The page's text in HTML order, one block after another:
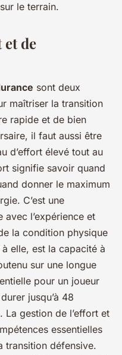
le terrain.
et de
sont deux
maîtriser la transition
rapide et de bien
il faut aussi être
d’effort élevé tout au
signifie savoir quand
donner le maximum
C’est une
l’expérience et
la condition physique
à elle, est la capacité à
sur une longue
pour un joueur
jusqu’à 48
La gestion de l’effort et
essentielles
transition défensive.